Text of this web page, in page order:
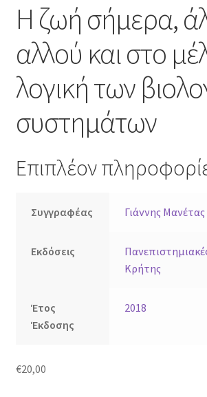
Επικοινωνία
Η ζωή σήμερα,
αλλού και στο
λογική των
συστημάτων
Επιπλέον
Συγγραφέας Γιάννης Μανέτας
Εκδόσεις
Κρήτης
Έτος
Έκδοσης
2018
€20,00